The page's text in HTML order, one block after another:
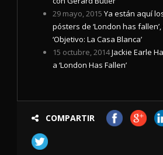
29 mayo, 2015 Ya están aquí
pósters de ‘London has
‘Objetivo: La Casa Blanca’
15 octubre, 2014Jackie Earle
a ‘London Has Fallen’
COMPARTIR